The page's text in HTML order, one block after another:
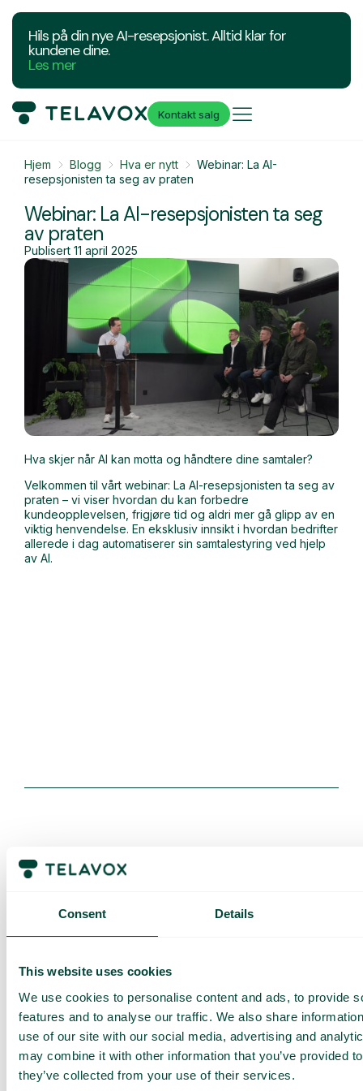
Consent Details
This website uses cookies
We use cookies to personalise content and ads, to provide
features and to analyse our traffic. We also share
use of our site with our social media, advertising and
may combine it with other information that you’ve provided
they’ve collected from your use of their services.
Hils på din nye AI-resepsjonist. Alltid klar for
kundene dine.
Les mer
Kontakt salg
Hjem Blogg Hva er nytt
Webinar: La AI-
resepsjonisten ta seg av praten
Webinar: La AI-resepsjonisten ta seg
av praten
Publisert 11 april 2025
Hva skjer når AI kan motta og håndtere dine samtaler?
Velkommen til vårt webinar: La AI-resepsjonisten ta seg av
praten – vi viser hvordan du kan forbedre
kundeopplevelsen, frigjøre tid og aldri mer gå glipp av en
viktig henvendelse. En eksklusiv innsikt i hvordan bedrifter
allerede i dag automatiserer sin samtalestyring ved hjelp
av AI.
Få en
demo og
tilbud
Gjennomgang av våre
tjenester
Tilbud tilpasset din
bedrift
Utforsk bruksområder
for teamet ditt